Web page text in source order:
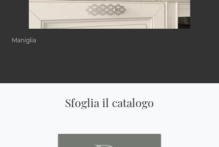
Maniglia
Sfoglia il catalogo